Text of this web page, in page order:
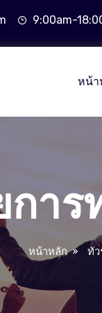
9:00am-
หน้า
การ
หน้าหลัก ทัว